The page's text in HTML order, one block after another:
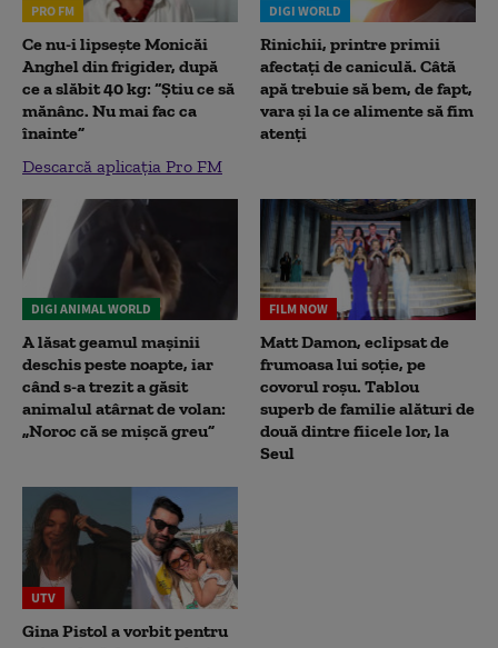
PRO FM
Ce nu-i lipsește Monicăi
Anghel din frigider, după
ce a slăbit 40 kg: “Știu ce să
mănânc. Nu mai fac ca
înainte”
Descarcă aplicația Pro FM
DIGI WORLD
Rinichii, printre primii
afectați de caniculă. Câtă
apă trebuie să bem, de fapt,
vara și la ce alimente să fim
atenți
DIGI ANIMAL WORLD
A lăsat geamul mașinii
deschis peste noapte, iar
când s-a trezit a găsit
animalul atârnat de volan:
„Noroc că se mișcă greu”
FILM NOW
Matt Damon, eclipsat de
frumoasa lui soție, pe
covorul roșu. Tablou
superb de familie alături de
două dintre fiicele lor, la
Seul
UTV
Gina Pistol a vorbit pentru